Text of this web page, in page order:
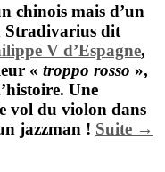
chinois mais d’un
Stradivarius dit
V d’Espagne,
« troppo rosso »,
Une
vol du violon dans
jazzman ! Suite →